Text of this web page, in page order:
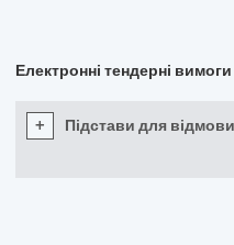
Електронні тендерні вимоги
+ Підстави для відмови